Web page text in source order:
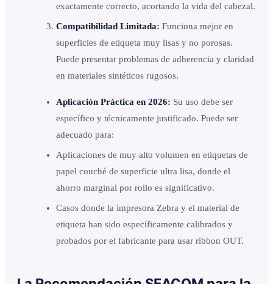
exactamente correcto, acortando la vida del cabezal.
Compatibilidad Limitada: Funciona mejor en
superficies de etiqueta muy lisas y no porosas.
Puede presentar problemas de adherencia y claridad
en materiales sintéticos rugosos.
Aplicación Práctica en 2026: Su uso debe ser
específico y técnicamente justificado. Puede ser
adecuado para:
Aplicaciones de muy alto volumen en etiquetas de
papel couché de superficie ultra lisa, donde el
ahorro marginal por rollo es significativo.
Casos donde la impresora Zebra y el material de
etiqueta han sido específicamente calibrados y
probados por el fabricante para usar ribbon OUT.